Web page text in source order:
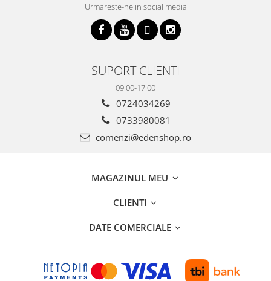
Urmareste-ne in social media
SUPORT CLIENTI
09.00-17.00
0724034269
0733980081
comenzi@edenshop.ro
MAGAZINUL MEU
CLIENTI
DATE COMERCIALE